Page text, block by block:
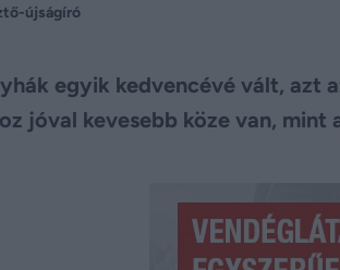
újságíró
egyik kedvencévé vált, azt
jóval kevesebb köze van, mint